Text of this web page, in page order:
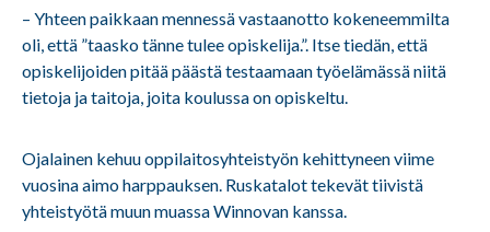
– Yhteen paikkaan mennessä vastaanotto kokeneemmilta
oli, että ”taasko tänne tulee opiskelija.”. Itse tiedän, että
opiskelijoiden pitää päästä testaamaan työelämässä niitä
tietoja ja taitoja, joita koulussa on opiskeltu.
Ojalainen kehuu oppilaitosyhteistyön kehittyneen viime
vuosina aimo harppauksen. Ruskatalot tekevät tiivistä
yhteistyötä muun muassa Winnovan kanssa.